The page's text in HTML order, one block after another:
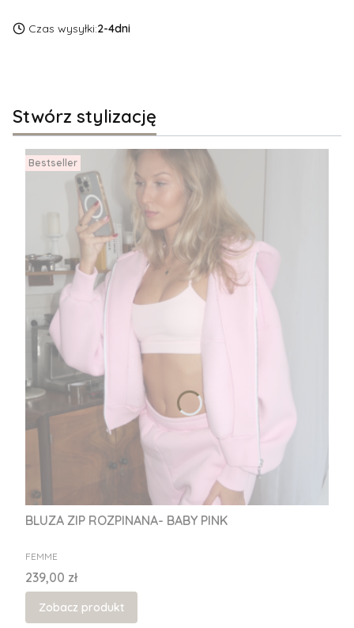
Czas wysyłki:2-4dni
Stwórz stylizację
Bestseller
BLUZA ZIP ROZPINANA- BABY PINK
PRODUCENT
FEMME
Cena
239,00 zł
Zobacz produkt